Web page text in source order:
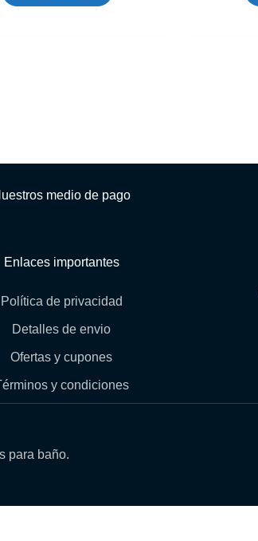
medio de pago
Enlaces importantes
Política de privacidad
Detalles de envio
Ofertas y cupones
y condiciones
para baño.